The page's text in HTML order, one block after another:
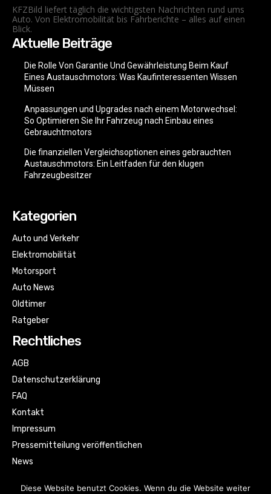
KFZBild liefert täglich die wichtigsten Nachrichten rund ums
Auto. Von Elektromobilität bis Fahrberichte – alles auf einen
Blick.
Aktuelle Beiträge
Die Rolle Von Garantie Und Gewährleistung Beim Kauf
Eines Austauschmotors: Was Kaufinteressenten Wissen
Müssen
Anpassungen und Upgrades nach einem Motorwechsel:
So Optimieren Sie Ihr Fahrzeug nach Einbau eines
Gebrauchtmotors
Die finanziellen Vergleichsoptionen eines gebrauchten
Austauschmotors: Ein Leitfaden für den klugen
Fahrzeugbesitzer
Kategorien
Auto und Verkehr
Elektromobilität
Motorsport
Auto News
Oldtimer
Ratgeber
Rechtliches
AGB
Datenschutzerklärung
FAQ
Kontakt
Impressum
Pressemitteilung veröffentlichen
News
Diese Website benutzt Cookies. Wenn du die Website weiter